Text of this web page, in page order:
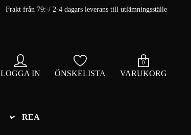
Frakt från 79:-/ 2-4 dagars leverans till utlämningsställe
LOGGA IN ÖNSKELISTA
0
VARUKORG
REA